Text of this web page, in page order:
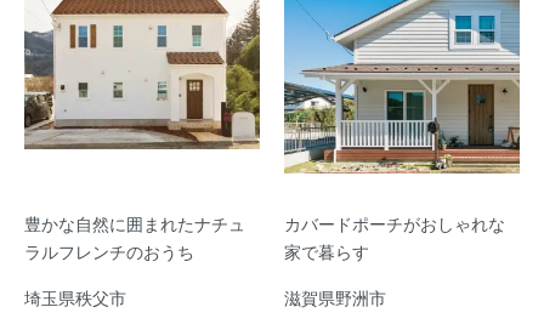
豊かな自然に囲まれたナチュ
ラルフレンチのおうち
埼玉県秩父市
カバードポーチがおしゃれな
家で暮らす
滋賀県野洲市